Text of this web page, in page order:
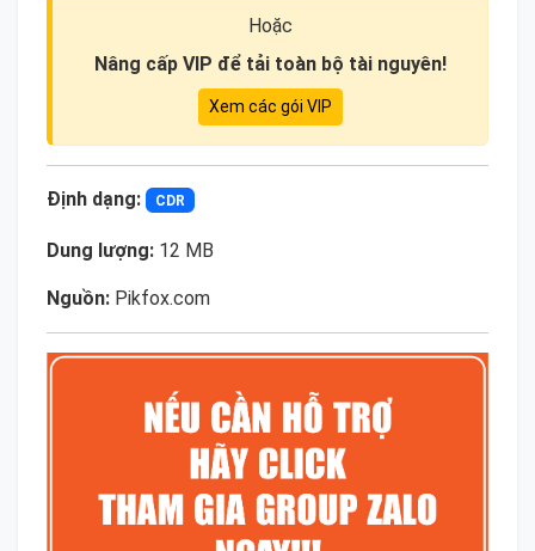
Hoặc
Nâng cấp VIP để tải toàn bộ tài nguyên!
Xem các gói VIP
Định dạng: CDR
Dung lượng: 12 MB
Nguồn: Pikfox.com